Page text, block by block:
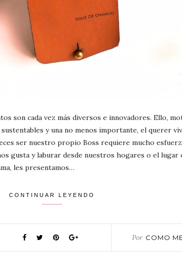
son cada vez más diversos e innovadores. Ello,
y una no menos importante, el querer
ser nuestro propio Boss requiere mucho
gusta y laburar desde nuestros hogares o el lugar
les presentamos…
CONTINUAR LEYENDO
Por COMO